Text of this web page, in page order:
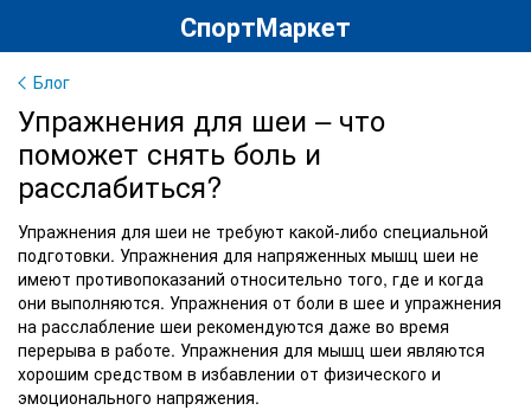
СпортМаркет
Блог
Упражнения для шеи – что
поможет снять боль и
расслабиться?
Упражнения для шеи не требуют какой-либо специальной
подготовки. Упражнения для напряженных мышц шеи не
имеют противопоказаний относительно того, где и когда
они выполняются. Упражнения от боли в шее и упражнения
на расслабление шеи рекомендуются даже во время
перерыва в работе. Упражнения для мышц шеи являются
хорошим средством в избавлении от физического и
эмоционального напряжения.